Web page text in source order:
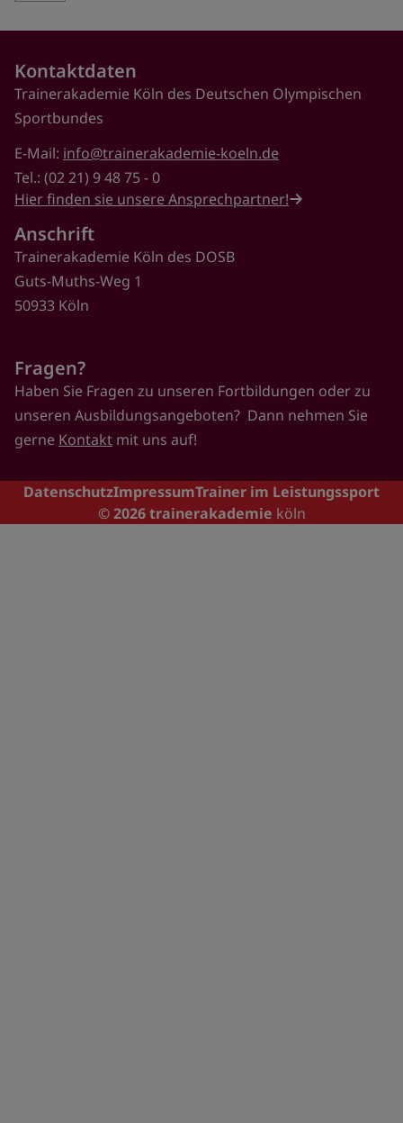
Kontaktdaten
Trainerakademie Köln des Deutschen Olympischen
Sportbundes
E-Mail: info@trainerakademie-koeln.de
Tel.: (02 21) 9 48 75 - 0
Hier finden sie unsere Ansprechpartner!
Anschrift
Trainerakademie Köln des DOSB
Guts-Muths-Weg 1
50933 Köln
Fragen?
Haben Sie Fragen zu unseren Fortbildungen oder zu
unseren Ausbildungsangeboten? Dann nehmen Sie
gerne Kontakt mit uns auf!
Footer
DatenschutzImpressumTrainer im Leistungssport
© 2026trainerakademie köln